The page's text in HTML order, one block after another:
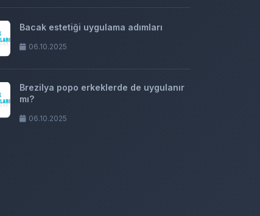
Bacak estetiği uygulama adımları
06.10.2025
Brezilya popo erkeklerde de uygulanır
mı?
06.10.2025